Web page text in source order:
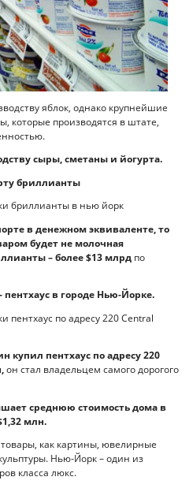
яблок, однако крупнейшие
которые производятся в штате,
сыры, сметаны и йогурта.
бриллианты
в денежном эквиваленте, то
будет не молочная
– более $13 млрд по
в городе Нью-Йорке.
купил пентхаус по адресу 220
он стал владельцем самого дорогого
среднюю стоимость дома в
млн.
как картины, ювелирные
Нью-Йорк – один из
класса люкс.